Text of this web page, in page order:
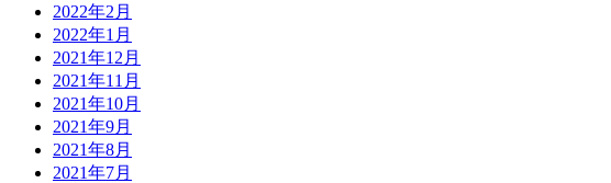
2022年2月
2022年1月
2021年12月
2021年11月
2021年10月
2021年9月
2021年8月
2021年7月